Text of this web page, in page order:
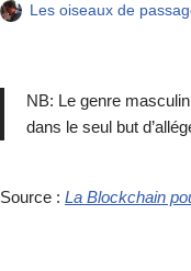
Les oiseaux de
NB: Le genre
dans le seul but
Source : La Blockchain